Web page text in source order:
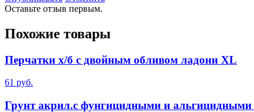
Оставьте отзыв первым.
Похожие товары
Перчатки х/б с двойным обливом ладони XL
61 руб.
Грунт акрил.с фунгицидными и